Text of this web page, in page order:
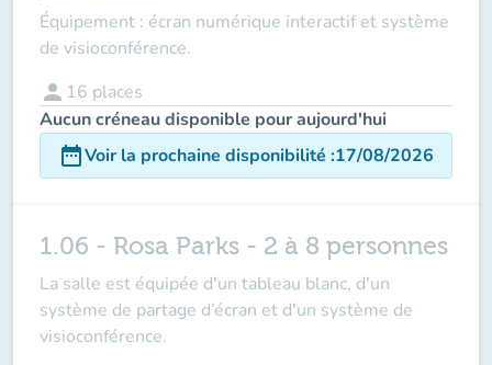
Équipement : écran numérique interactif et système
de visioconférence.
person 16 places
Aucun créneau disponible pour aujourd'hui
date_rangeVoir la prochaine disponibilité :17/08/2026
1.06 - Rosa Parks - 2 à 8 personnes
La salle est équipée d'un tableau blanc, d'un
système de partage d’écran et d'un système de
visioconférence.